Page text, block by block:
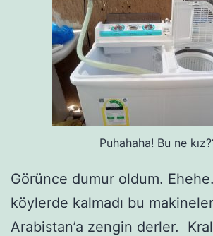
Puhahaha! Bu ne
Görünce dumur oldum.
köylerde kalmadı bu
Arabistan’a zengin derler.